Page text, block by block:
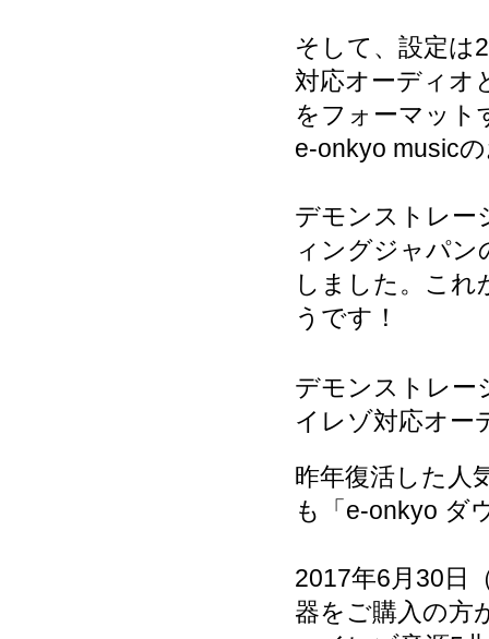
そして、設定は
対応オーディオ
をフォーマット
e-onkyo music
デモンストレー
ィングジャパン
しました。こ
うです！
デモンストレ
イレゾ対応オー
昨年復活した人
も「e-onkyo ダ
2017年6月30日
器をご購入の方